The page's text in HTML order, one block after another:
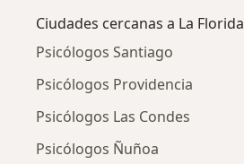
Ciudades cercanas a La Florida
Psicólogos Santiago
Psicólogos Providencia
Psicólogos Las Condes
Psicólogos Ñuñoa